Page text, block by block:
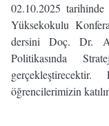
02.10.2025 tarihinde
Yüksekokulu
dersini Doç. Dr.
Politikasında
öğrencilerimizin